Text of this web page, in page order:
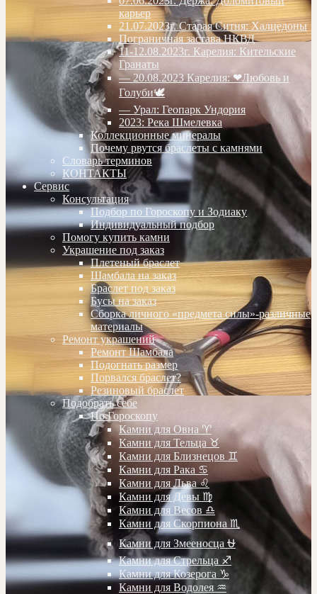
карьер
21.07.2023г. Старая Ситня: Халцедоны
Пограничная застава НКВД
11-12.08.2023г. Карелия: Кительские
Гранаты
— 20.08.2023 Карелия: ❤Любовь и
Голуби🕊
— Урал: Геопарк Ундория
2023: Река Шмелевка
Коллекционные минералы
Почему рвутся браслеты с камнями
Словарь терминов
КОНТАКТЫ
Сервис
Консультация
Подбор по Гороскопу и Зодиаку
Индивидуальный подбор
Помогу купить камни
Украшение под заказ
Плетеный браслет
Шамбала на заказ
Браслет под заказ
Бусы на заказ
Сборка личного «предмета силы»-различные
материалы
Ремонт украшений
Ремонт Шамбала
Подогнать размер
Порвался браслет?
Резиновый браслет
Подобрать себе
По Гороскопу
Камни для Овна ♈️
Камни для Тельца ♉️
Камни для Близнецов ♊️
Камни для Рака ♋️
Камни для Льва ♌️
Камни для Девы ♍️
Камни для Весов ♎️
Камни для Скорпиона ♏️
Камни для Змееносца ⛎
Камни для Стрельца ♐️
Камни для Козерога ♑️
Камни для Водолея ♒️